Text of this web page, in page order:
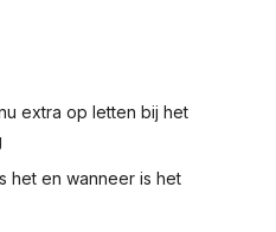
extra op letten bij het
het en wanneer is het